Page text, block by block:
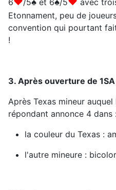
6
/5 et 6 /5
avec
Etonnament, peu de
convention qui pourtant
!
3. Après ouverture de
Après Texas mineur
répondant annonce 4 dans
la couleur du Texas :
l'autre mineure :